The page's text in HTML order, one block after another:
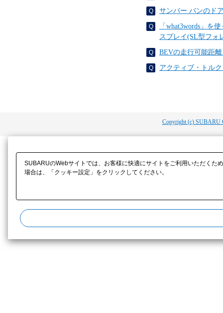
サンバー バンのド
「what3words」を
スプレイ(SL型フォ
BEVの走行可能距
アクティブ・トル
Copyright (c) SUBARU
SUBARUのWebサイトでは、お客様に快適にサイトをご利用いただく
場合は、「クッキー設定」をクリックしてください。​